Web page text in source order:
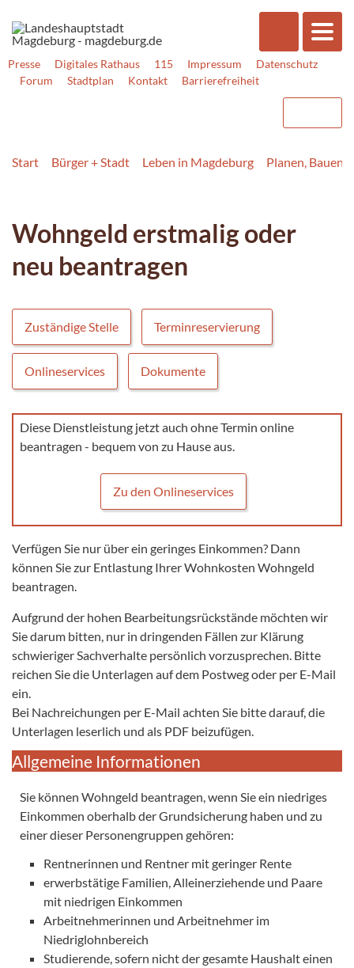
Presse Digitales Rathaus 115 Impressum
Datenschutz
Forum
Stadtplan Kontakt Barrierefreiheit
Start Bürger + Stadt Leben in Magdeburg Planen, Bauen,
Wohngeld erstmalig oder
neu beantragen
Zuständige Stelle Terminreservierung
Onlineservices Dokumente
Diese Dienstleistung jetzt auch ohne Termin online
beantragen - bequem von zu Hause aus.
Zu den Onlineservices
Verfügen Sie nur über ein geringes Einkommen? Dann
können Sie zur Entlastung Ihrer Wohnkosten Wohngeld
beantragen.
Aufgrund der hohen Bearbeitungsrückstände möchten wir
Sie darum bitten, nur in dringenden Fällen zur Klärung
schwieriger Sachverhalte persönlich vorzusprechen. Bitte
reichen Sie die Unterlagen auf dem Postweg oder per E-Mail
ein.
Bei Nachreichungen per E-Mail achten Sie bitte darauf, die
Unterlagen leserlich und als PDF beizufügen.
Allgemeine Informationen
Sie können Wohngeld beantragen, wenn Sie ein niedriges
Einkommen oberhalb der Grundsicherung haben und zu
einer dieser Personengruppen gehören:
Rentnerinnen und Rentner mit geringer Rente
erwerbstätige Familien, Alleinerziehende und Paare
mit niedrigen Einkommen
Arbeitnehmerinnen und Arbeitnehmer im
Niedriglohnbereich
Studierende, sofern nicht der gesamte Haushalt einen